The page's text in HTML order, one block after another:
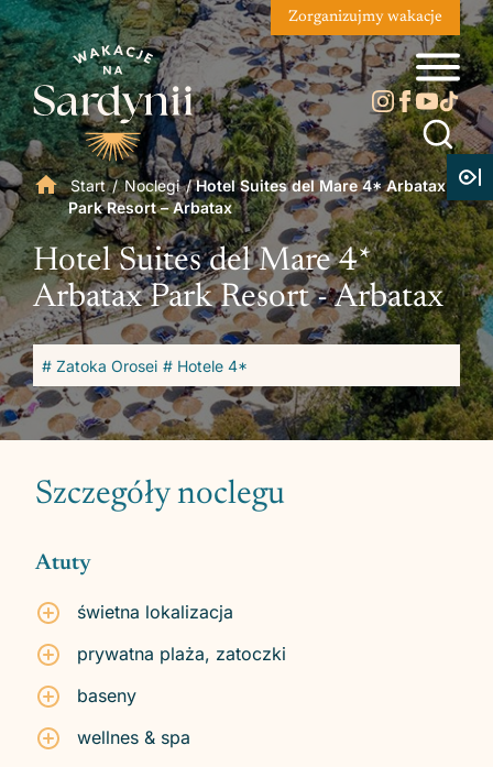
Zorganizujmy wakacje
Start/Noclegi/Hotel Suites del Mare 4* Arbatax
Park Resort – Arbatax
Hotel Suites del Mare 4*
Arbatax Park Resort - Arbatax
# Zatoka Orosei # Hotele 4*
Szczegóły noclegu
Atuty
świetna lokalizacja
prywatna plaża, zatoczki
baseny
wellnes & spa